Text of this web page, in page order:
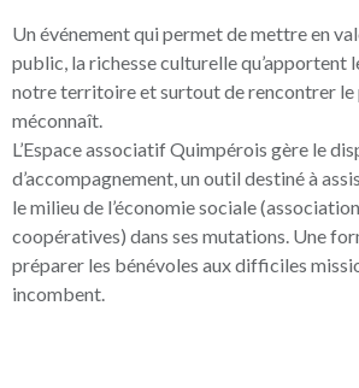
Un événement qui permet de mettre en
public, la richesse culturelle qu’apportent
notre territoire et surtout de rencontrer le
méconnaît.
L’Espace associatif Quimpérois gère le
d’accompagnement, un outil destiné à
le milieu de l’économie sociale
coopératives) dans ses mutations. Une
préparer les bénévoles aux difficiles
incombent.